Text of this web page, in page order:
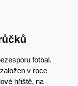
fotbal.
v roce
hřiště, na